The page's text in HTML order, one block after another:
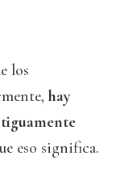
los
hay
eso significa.